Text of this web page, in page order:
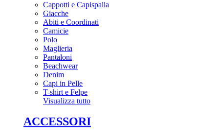
Cappotti e Capispalla
Giacche
Abiti e Coordinati
Camicie
Polo
Maglieria
Pantaloni
Beachwear
Denim
Capi in Pelle
T-shirt e Felpe
Visualizza tutto
ACCESSORI